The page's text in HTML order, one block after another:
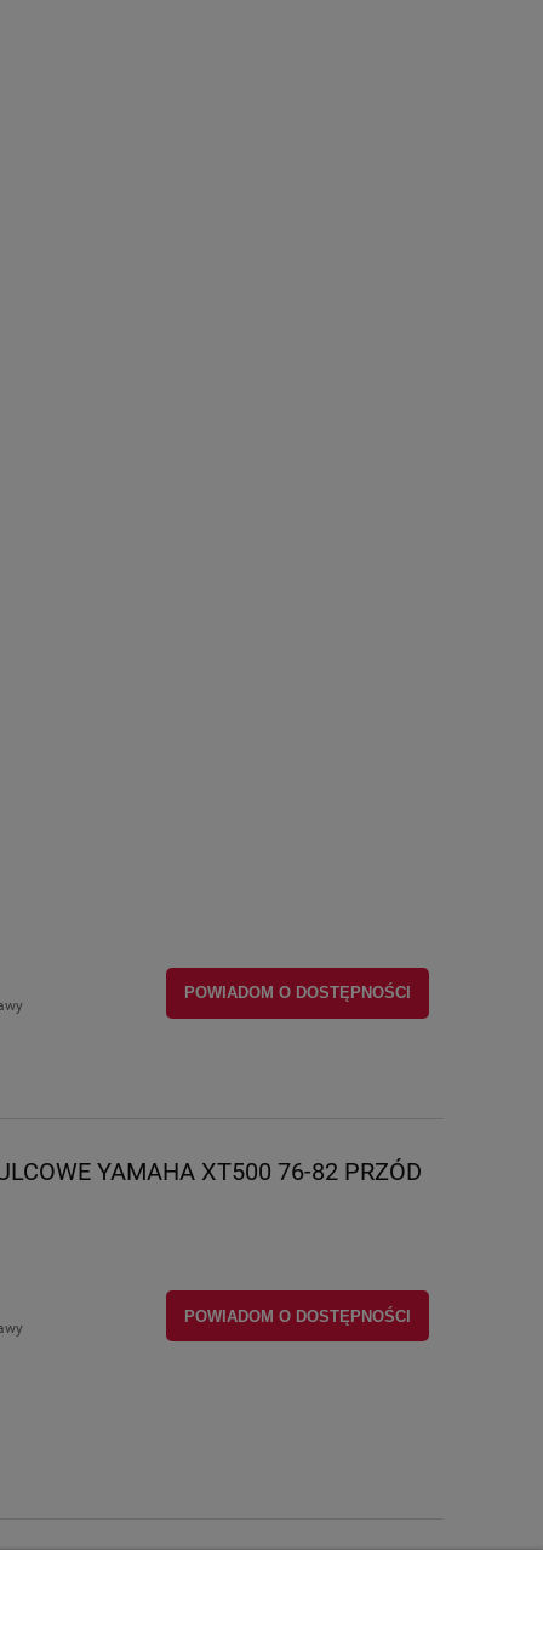
POWIADOM O DOSTĘPNOŚCI
YAMAHA XT500 76-82 PRZÓD
POWIADOM O DOSTĘPNOŚCI